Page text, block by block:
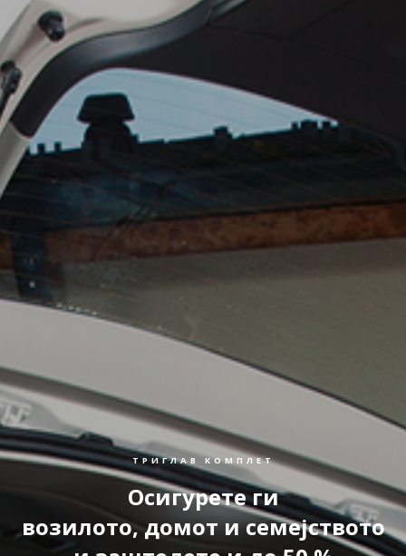
ТРИГЛАВ КОМПЛЕТ
Осигурете ги
возилото, домот и семејството